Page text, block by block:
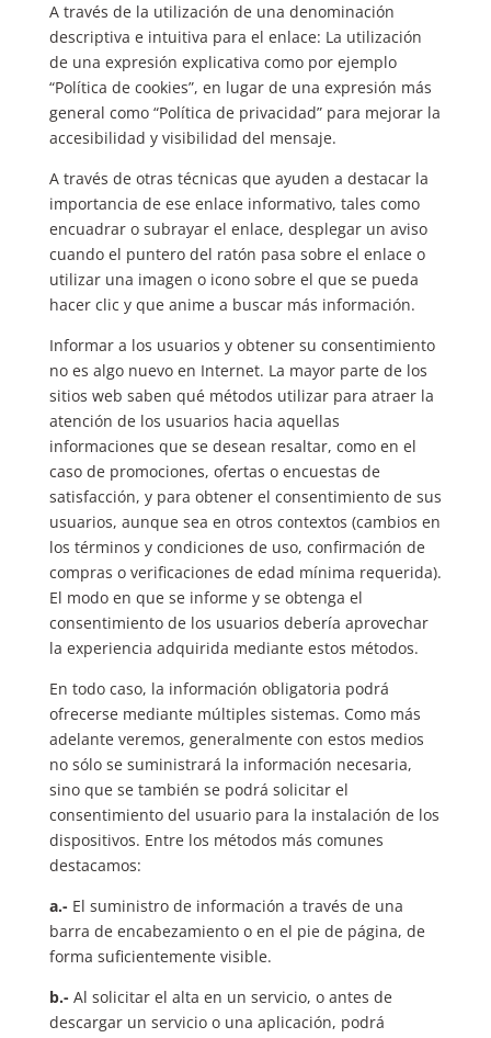
A través de la utilización de una denominación
descriptiva e intuitiva para el enlace: La utilización
de una expresión explicativa como por ejemplo
“Política de cookies”, en lugar de una expresión más
general como “Política de privacidad” para mejorar la
accesibilidad y visibilidad del mensaje.
A través de otras técnicas que ayuden a destacar la
importancia de ese enlace informativo, tales como
encuadrar o subrayar el enlace, desplegar un aviso
cuando el puntero del ratón pasa sobre el enlace o
utilizar una imagen o icono sobre el que se pueda
hacer clic y que anime a buscar más información.
Informar a los usuarios y obtener su consentimiento
no es algo nuevo en Internet. La mayor parte de los
sitios web saben qué métodos utilizar para atraer la
atención de los usuarios hacia aquellas
informaciones que se desean resaltar, como en el
caso de promociones, ofertas o encuestas de
satisfacción, y para obtener el consentimiento de sus
usuarios, aunque sea en otros contextos (cambios en
los términos y condiciones de uso, confirmación de
compras o verificaciones de edad mínima requerida).
El modo en que se informe y se obtenga el
consentimiento de los usuarios debería aprovechar
la experiencia adquirida mediante estos métodos.
En todo caso, la información obligatoria podrá
ofrecerse mediante múltiples sistemas. Como más
adelante veremos, generalmente con estos medios
no sólo se suministrará la información necesaria,
sino que se también se podrá solicitar el
consentimiento del usuario para la instalación de los
dispositivos. Entre los métodos más comunes
destacamos:
a.- El suministro de información a través de una
barra de encabezamiento o en el pie de página, de
forma suficientemente visible.
b.- Al solicitar el alta en un servicio, o antes de
descargar un servicio o una aplicación, podrá